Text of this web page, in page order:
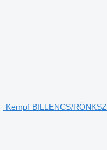
Kempf BILLENCS/